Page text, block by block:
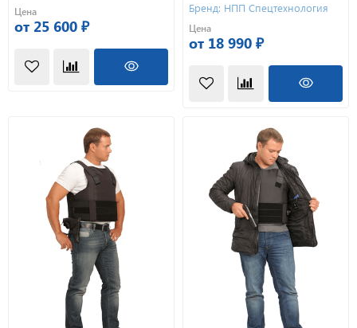
Цена
от 25 600 ₽
Бренд: НПП Спецтехнология
Цена
от 18 990 ₽